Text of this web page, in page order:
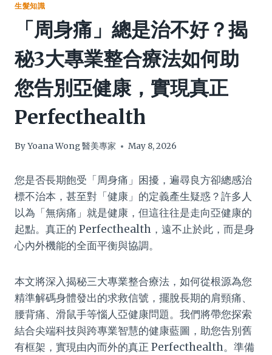
生髮知識
「周身痛」總是治不好？揭
秘3大專業整合療法如何助
您告別亞健康，實現真正
Perfecthealth
ByYoana Wong 醫美專家 May 8, 2026
您是否長期飽受「周身痛」困擾，遍尋良方卻總感治
標不治本，甚至對「健康」的定義產生疑惑？許多人
以為「無病痛」就是健康，但這往往是走向亞健康的
起點。真正的 Perfecthealth，遠不止於此，而是身
心內外機能的全面平衡與協調。
本文將深入揭秘三大專業整合療法，如何從根源為您
精準解碼身體發出的求救信號，擺脫長期的肩頸痛、
腰背痛、滑鼠手等惱人亞健康問題。我們將帶您探索
結合尖端科技與跨專業智慧的健康藍圖，助您告別舊
有框架，實現由內而外的真正 Perfecthealth。準備